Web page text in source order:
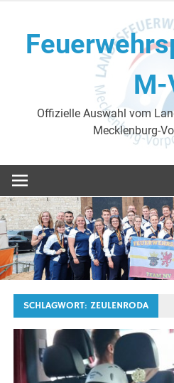
content
M-
Offizielle Auswahl vom
Mecklenburg-
SCHLAGWORT:ZEULENRODA